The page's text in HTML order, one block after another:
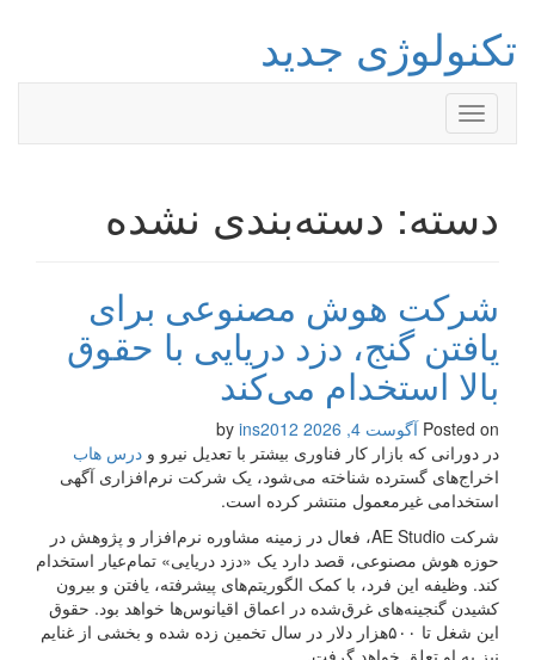
تکنولوژی جدید
Toggle
navigation
دسته: دسته‌بندی نشده
شرکت هوش مصنوعی برای
یافتن گنج، دزد دریایی با حقوق
بالا استخدام می‌کند
Posted on آگوست 4, 2026
ins2012
در دورانی که بازار کار فناوری بیشتر با تعدیل نیرو و درس هاب
اخراج‌های گسترده شناخته می‌شود، یک شرکت نرم‌افزاری آگهی
استخدامی غیرمعمول منتشر کرده است.
شرکت AE Studio، فعال در زمینه مشاوره نرم‌افزار و پژوهش در
حوزه هوش مصنوعی، قصد دارد یک «دزد دریایی» تمام‌عیار استخدام
کند. وظیفه این فرد، با کمک الگوریتم‌های پیشرفته، یافتن و بیرون
کشیدن گنجینه‌های غرق‌شده در اعماق اقیانوس‌ها خواهد بود. حقوق
این شغل تا ۵۰۰هزار دلار در سال تخمین زده شده و بخشی از غنایم
نیز به او تعلق خواهد گرفت.